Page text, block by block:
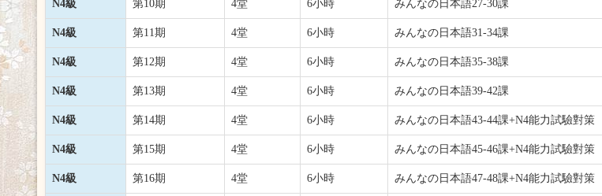
N4級 第10期 4堂 6小時 みんなの日本語27-30課
N4級 第11期 4堂 6小時 みんなの日本語31-34課
N4級 第12期 4堂 6小時 みんなの日本語35-38課
N4級 第13期 4堂 6小時 みんなの日本語39-42課
N4級 第14期 4堂 6小時 みんなの日本語43-44課+N4能力試驗對策
N4級 第15期 4堂 6小時 みんなの日本語45-46課+N4能力試驗對策
N4級 第16期 4堂 6小時 みんなの日本語47-48課+N4能力試驗對策